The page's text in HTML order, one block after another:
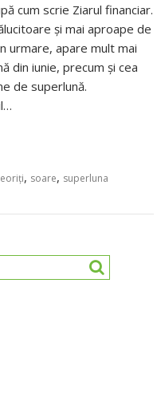
cum scrie Ziarul financiar.
şi mai aproape de
urmare, apare mult mai
din iunie, precum şi cea
de superlună.
, soare, superluna